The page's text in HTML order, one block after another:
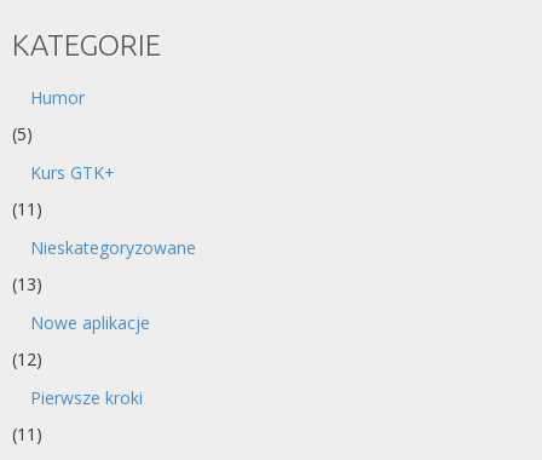
KATEGORIE
Humor
(5)
Kurs GTK+
(11)
Nieskategoryzowane
(13)
Nowe aplikacje
(12)
Pierwsze kroki
(11)